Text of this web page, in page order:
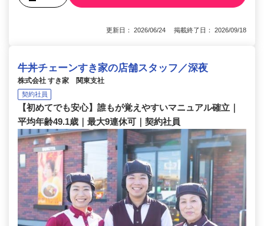
更新日： 2026/06/24 掲載終了日： 2026/09/18
牛丼チェーンすき家の店舗スタッフ／深夜
株式会社 すき家 関東支社
契約社員
【初めてでも安心】誰もが覚えやすいマニュアル確立｜
平均年齢49.1歳｜最大9連休可｜契約社員